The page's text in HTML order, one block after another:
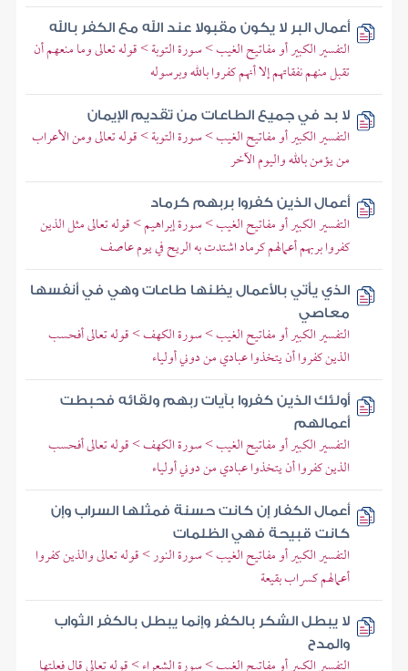
أعمال البر لا يكون مقبولا عند الله مع الكفر بالله
التفسير الكبير أو مفاتيح الغيب > سورة التوبة > قوله تعالى وما منعهم أن
تقبل منهم نفقاتهم إلا أنهم كفروا بالله وبرسوله
لا بد في جميع الطاعات من تقديم الإيمان
التفسير الكبير أو مفاتيح الغيب > سورة التوبة > قوله تعالى ومن الأعراب
من يؤمن بالله واليوم الآخر
أعمال الذين كفروا بربهم كرماد
التفسير الكبير أو مفاتيح الغيب > سورة إبراهيم > قوله تعالى مثل الذين
كفروا بربهم أعمالهم كرماد اشتدت به الريح في يوم عاصف
الذي يأتي بالأعمال يظنها طاعات وهي في أنفسها
معاصي
التفسير الكبير أو مفاتيح الغيب > سورة الكهف > قوله تعالى أفحسب
الذين كفروا أن يتخذوا عبادي من دوني أولياء
أولئك الذين كفروا بآيات ربهم ولقائه فحبطت
أعمالهم
التفسير الكبير أو مفاتيح الغيب > سورة الكهف > قوله تعالى أفحسب
الذين كفروا أن يتخذوا عبادي من دوني أولياء
أعمال الكفار إن كانت حسنة فمثلها السراب وإن
كانت قبيحة فهي الظلمات
التفسير الكبير أو مفاتيح الغيب > سورة النور > قوله تعالى والذين كفروا
أعمالهم كسراب بقيعة
لا يبطل الشكر بالكفر وإنما يبطل بالكفر الثواب
والمدح